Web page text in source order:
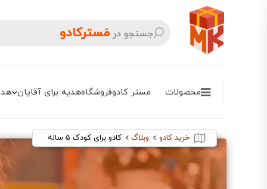
جستجو درمَسترکادو
محصولات مستر کادوفروشگاههدیه برای آقایان
خرید کادو وبلاگ کادو برای کودک ۵ ساله